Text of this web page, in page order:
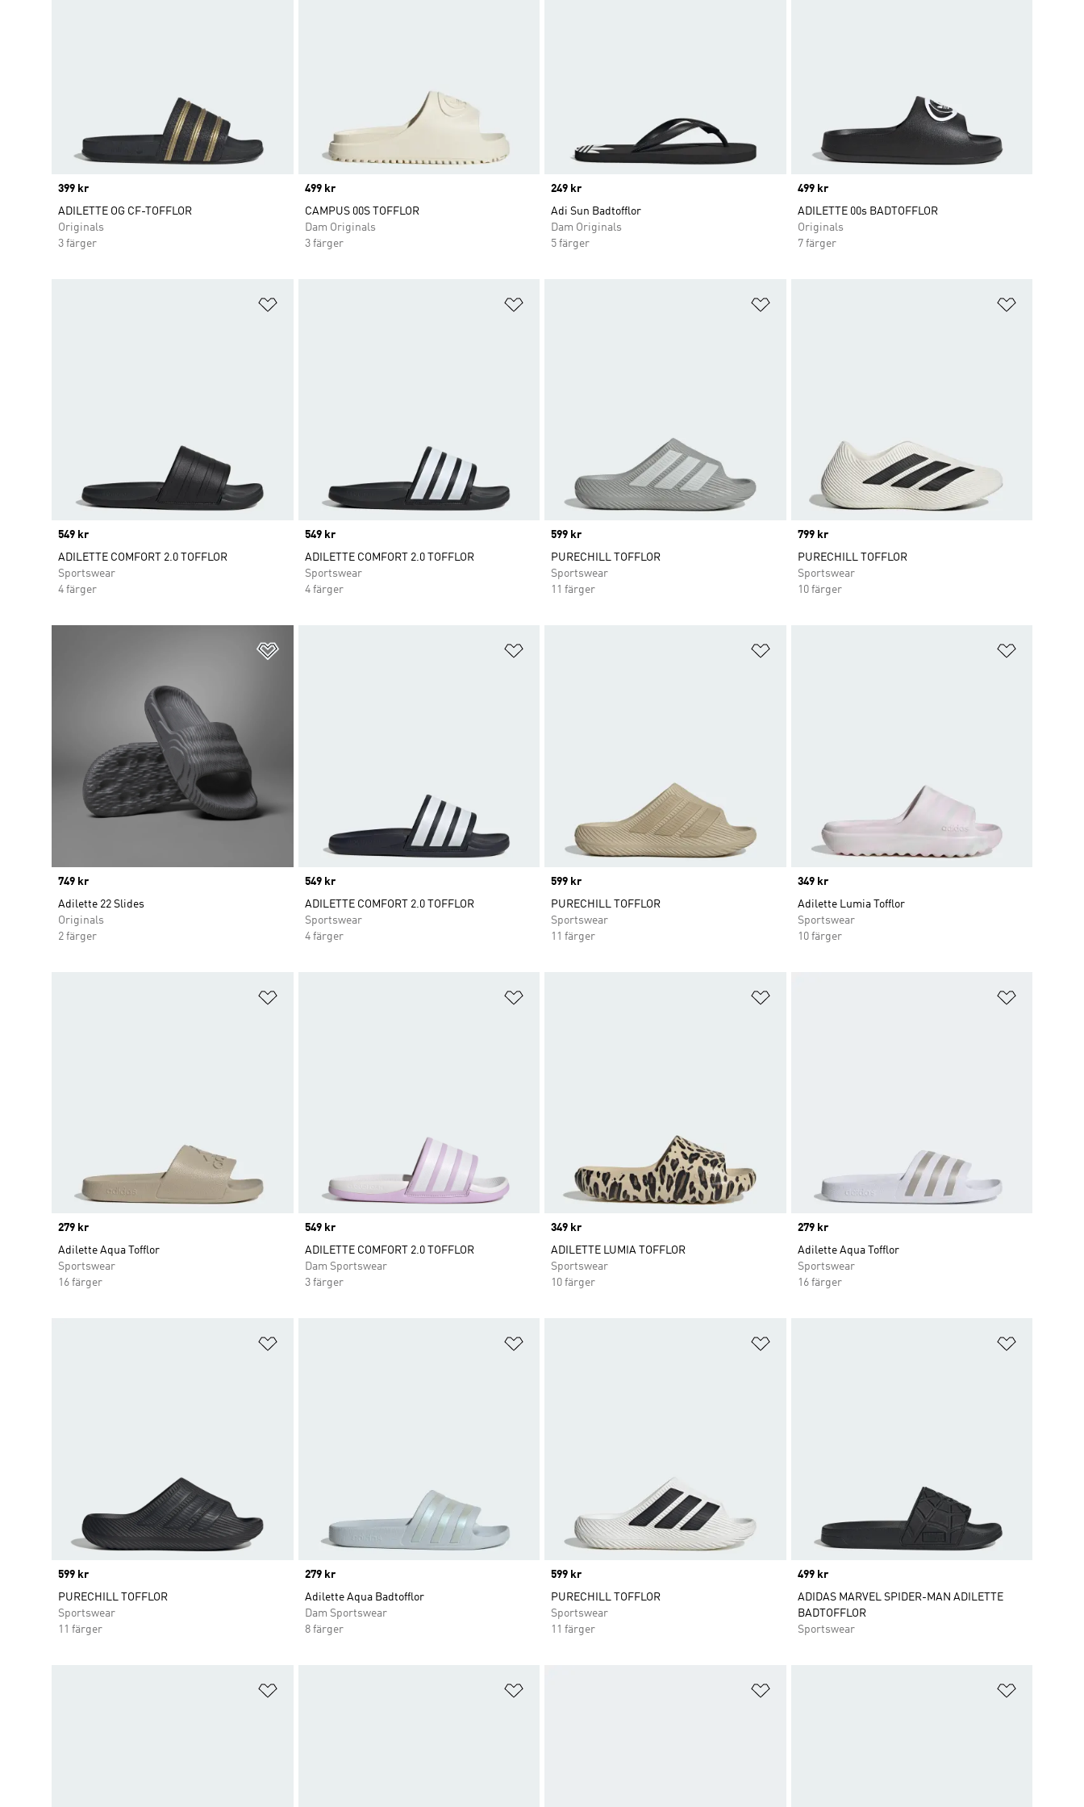
Price
399 kr
ADILETTE OG CF-TOFFLOR
Originals
3 färger
Price
499 kr
CAMPUS 00S TOFFLOR
Dam Originals
3 färger
Price
249 kr
Adi Sun Badtofflor
Dam Originals
5 färger
Price
499 kr
ADILETTE 00s BADTOFFLOR
Originals
7 färger
Price
549 kr
ADILETTE COMFORT 2.0 TOFFLOR
Sportswear
4 färger
Price
549 kr
ADILETTE COMFORT 2.0 TOFFLOR
Sportswear
4 färger
Price
599 kr
PURECHILL TOFFLOR
Sportswear
11 färger
Price
799 kr
PURECHILL TOFFLOR
Sportswear
10 färger
Price
749 kr
Adilette 22 Slides
Originals
2 färger
Price
549 kr
ADILETTE COMFORT 2.0 TOFFLOR
Sportswear
4 färger
Price
599 kr
PURECHILL TOFFLOR
Sportswear
11 färger
Price
349 kr
Adilette Lumia Tofflor
Sportswear
10 färger
Price
279 kr
Adilette Aqua Tofflor
Sportswear
16 färger
Price
549 kr
ADILETTE COMFORT 2.0 TOFFLOR
Dam Sportswear
3 färger
Price
349 kr
ADILETTE LUMIA TOFFLOR
Sportswear
10 färger
Price
279 kr
Adilette Aqua Tofflor
Sportswear
16 färger
Price
599 kr
PURECHILL TOFFLOR
Sportswear
11 färger
Price
279 kr
Adilette Aqua Badtofflor
Dam Sportswear
8 färger
Price
599 kr
PURECHILL TOFFLOR
Sportswear
11 färger
Price
499 kr
ADIDAS MARVEL SPIDER-MAN ADILETTE
BADTOFFLOR
Sportswear